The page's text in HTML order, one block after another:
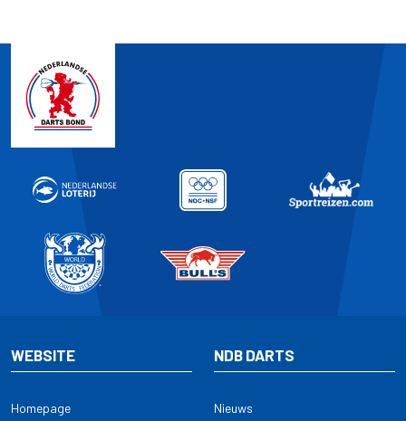
WEBSITE
Homepage
NDB DARTS
Nieuws